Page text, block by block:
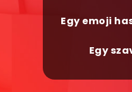
Egy emoji
Egy